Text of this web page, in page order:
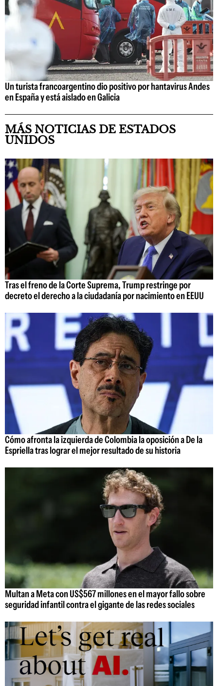
Un turista francoargentino dio positivo por hantavirus Andes
en España y está aislado en Galicia
MÁS NOTICIAS DE ESTADOS
UNIDOS
Tras el freno de la Corte Suprema, Trump restringe por
decreto el derecho a la ciudadanía por nacimiento en EEUU
Cómo afronta la izquierda de Colombia la oposición a De la
Espriella tras lograr el mejor resultado de su historia
Multan a Meta con US$567 millones en el mayor fallo sobre
seguridad infantil contra el gigante de las redes sociales